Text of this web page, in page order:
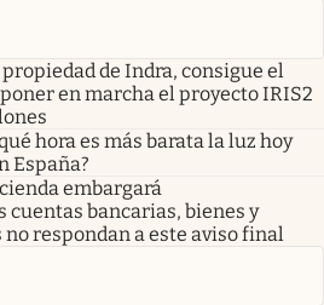
de Indra, consigue el
en marcha el proyecto IRIS2
hora es más barata la luz hoy
España?
embargará
bancarias, bienes y
respondan a este aviso final